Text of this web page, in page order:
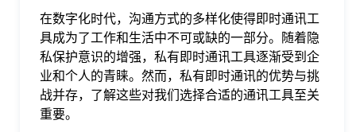
格
在数字化时代，沟通方式的多样化使得即时通讯工
具成为了工作和生活中不可或缺的一部分。随着隐
私保护意识的增强，私有即时通讯工具逐渐受到企
业和个人的青睐。然而，私有即时通讯的优势与挑
战并存，了解这些对我们选择合适的通讯工具至关
重要。